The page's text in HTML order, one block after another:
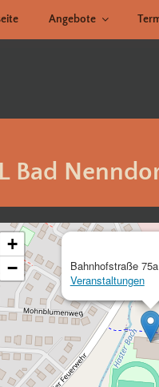
Angebote
Bad
Bahnhofstraße
Veranstaltungen
+
−